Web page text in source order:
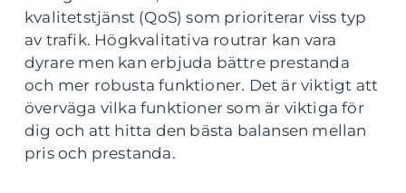
kvalitetstjänst (QoS) som prioriterar viss typ
av trafik. Högkvalitativa routrar kan vara
dyrare men kan erbjuda bättre prestanda
och mer robusta funktioner. Det är viktigt att
överväga vilka funktioner som är viktiga för
dig och att hitta den bästa balansen mellan
pris och prestanda.